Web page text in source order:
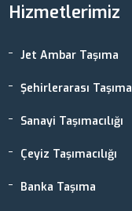
Hizmetlerimiz
Jet Ambar Taşıma
Şehirlerarası Taşıma
Sanayi Taşımacılığı
Çeyiz Taşımacılığı
Banka Taşıma